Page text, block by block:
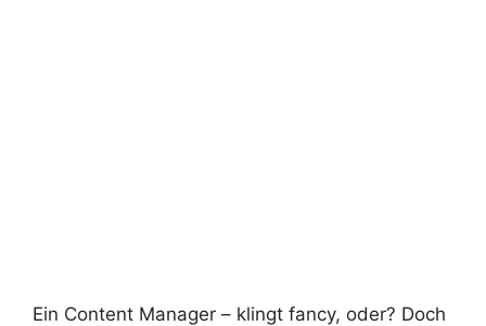
Ein Content Manager – klingt fancy, oder? Doch